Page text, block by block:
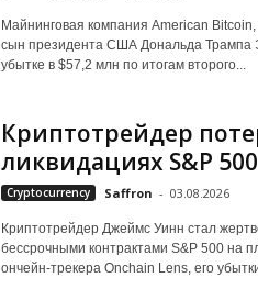
Майнинговая компания American
сын президента США Дональда Трампа
убытке в $57,2 млн по итогам второго...
Криптотрейдер
ликвидациях S&P 500
Cryptocurrency Saffron - 03.08.2026
Криптотрейдер Джеймс Уинн стал
бессрочными контрактами S&P 500 на
ончейн-трекера Onchain Lens, его